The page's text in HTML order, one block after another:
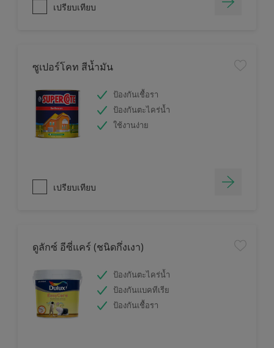
เปรียบเทียบ
ซูเปอร์โคท สีน้ำมัน
ป้องกันเชื้อรา
ป้องกันตะไคร่น้ำ
ใช้งานง่าย
เปรียบเทียบ
ดูลักซ์ อีซี่แคร์ (ชนิดกึ่งเงา)
ป้องกันตะไคร่น้ำ
ป้องกันแบคทีเรีย
ป้องกันเชื้อรา